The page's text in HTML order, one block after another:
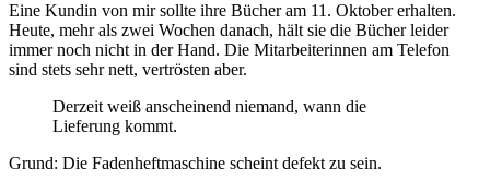
Eine Kundin von mir sollte ihre Bücher am 11. Oktober erhalten.
Heute, mehr als zwei Wochen danach, hält sie die Bücher leider
immer noch nicht in der Hand. Die Mitarbeiterinnen am Telefon
sind stets sehr nett, vertrösten aber.
Derzeit weiß anscheinend niemand, wann die
Lieferung kommt.
Grund: Die Fadenheftmaschine scheint defekt zu sein.